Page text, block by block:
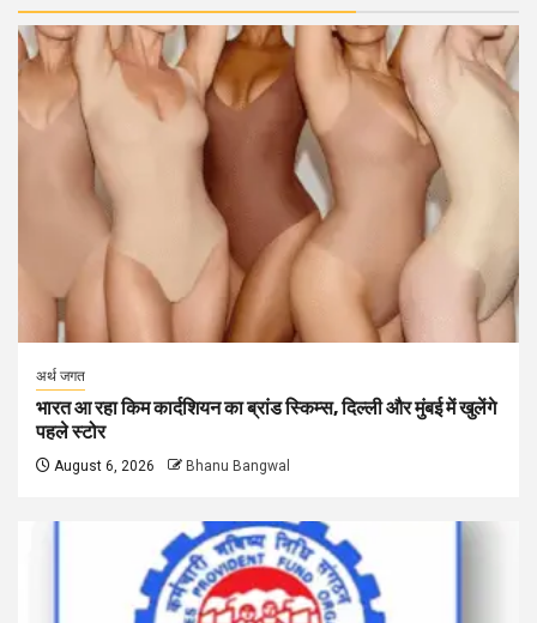
अर्थ जगत
भारत आ रहा किम कार्दशियन का ब्रांड स्किम्स, दिल्ली और मुंबई में खुलेंगे
पहले स्टोर
August 6, 2026 Bhanu Bangwal